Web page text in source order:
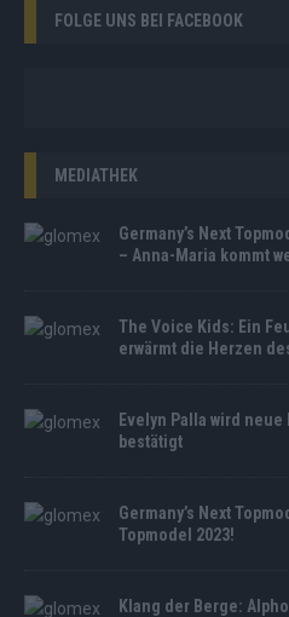
FOLGE UNS BEI FACEBOOK
MEDIATHEK
Germany’s Next
– Anna-Maria kommt
The Voice Kids: Ein
erwärmt die Herzen
Evelyn Palla wird
bestätigt
Germany’s Next
Topmodel 2023!
Klang der Berge: